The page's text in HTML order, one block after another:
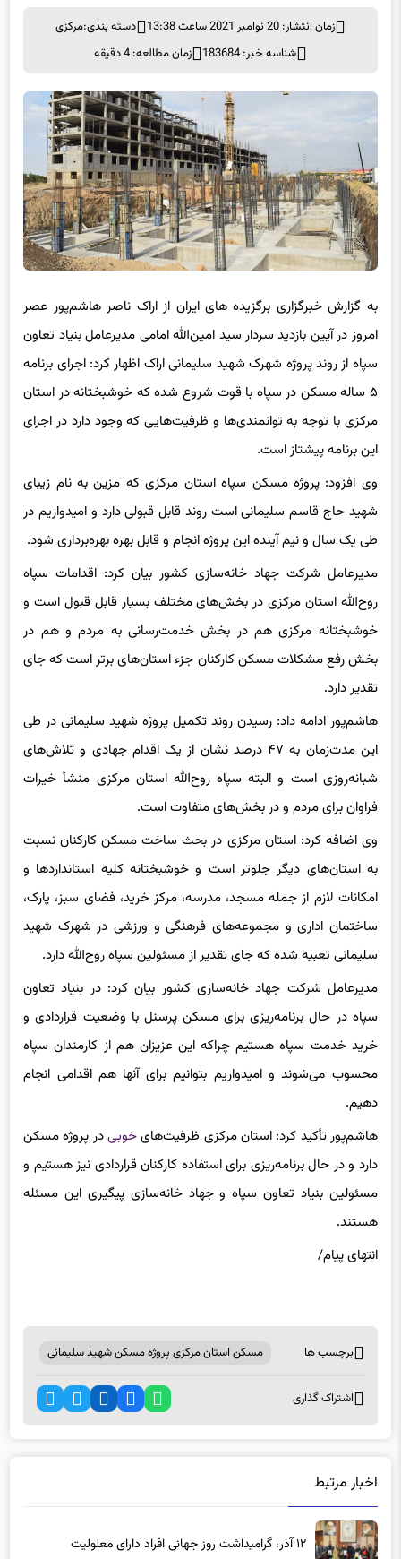
زمان انتشار: 20 نوامبر 2021 ساعت 13:38 دسته بندی:مرکزی
شناسه خبر: 183684
زمان مطالعه: 4 دقیقه
به گزارش خبرگزاری برگزیده های ایران از اراک ناصر هاشم‌پور عصر
امروز در آیین بازدید سردار سید امین‌الله امامی مدیرعامل بنیاد تعاون
سپاه از روند پروژه شهرک شهید سلیمانی اراک اظهار کرد: اجرای برنامه
۵ ساله مسکن در سپاه با قوت شروع شده که خوشبختانه در استان
مرکزی با توجه به توانمندی‌ها و ظرفیت‌هایی که وجود دارد در اجرای
این برنامه پیشتاز است.
وی افزود: پروژه مسکن سپاه استان مرکزی که مزین به نام زیبای
شهید حاج قاسم‌ سلیمانی است روند قابل قبولی دارد و امیدواریم در
طی یک سال و نیم آینده این پروژه انجام‌ و قابل بهره بهره‌برداری شود.
مدیرعامل شرکت جهاد خانه‌سازی کشور بیان کرد: اقدامات سپاه
روح‌الله استان مرکزی در بخش‌های مختلف بسیار قابل قبول است و
خوشبختانه مرکزی هم در بخش خدمت‌رسانی به مردم و هم در
بخش رفع مشکلات مسکن کارکنان جزء استان‌های برتر است که جای
تقدیر دارد.
هاشم‌پور ادامه داد: رسیدن‌ روند تکمیل پروژه شهید سلیمانی در طی
این مدت‌زمان به ۴۷ درصد نشان از یک ‌اقدام جهادی و تلاش‌های
شبانه‌روزی است و البته سپاه روح‌الله استان مرکزی منشأ خیرات
فراوان برای مردم و در بخش‌های متفاوت است.
وی اضافه کرد: استان مرکزی در بحث ساخت مسکن کارکنان نسبت
به استان‌های دیگر جلوتر است و خوشبختانه کلیه استانداردها و
امکانات لازم از جمله مسجد، مدرسه، مرکز خرید، فضای سبز، پارک،
ساختمان اداری و مجموعه‌های فرهنگی و ورزشی در شهرک شهید
سلیمانی تعبیه شده که جای تقدیر از مسئولین سپاه روح‌الله دارد.
مدیرعامل شرکت جهاد خانه‌سازی کشور بیان کرد: در بنیاد تعاون
سپاه در حال برنامه‌ریزی برای مسکن پرسنل با وضعیت قراردادی و
خرید خدمت سپاه هستیم چراکه این عزیزان هم از کارمندان سپاه
محسوب می‌شوند و امیدواریم بتوانیم برای آنها هم اقدامی انجام
دهیم.
هاشم‌پور تأکید کرد: استان مرکزی ظرفیت‌هایخوبیدر پروژه مسکن
دارد و در حال برنامه‌ریزی برای استفاده کارکنان قراردادی نیز هستیم و
مسئولین بنیاد تعاون سپاه و جهاد خانه‌سازی پیگیری این مسئله
هستند.
انتهای پیام/
برچسب ها مسکن استان مرکزی پروژه مسکن شهید سلیمانی
اشتراک گذاری
اخبار مرتبط
۱۲ آذر، گرامیداشت روز جهانی افراد دارای معلولیت